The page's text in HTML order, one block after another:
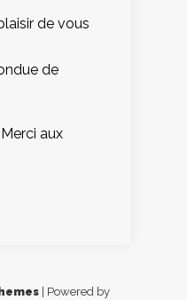
de vous
de
aux
| Powered by